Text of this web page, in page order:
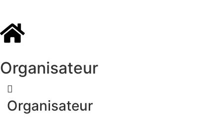
Organisateur
Organisateur